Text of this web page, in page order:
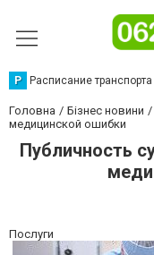
Р Расписание транспорта
Головна Бізнес новини
медицинской ошибки
Публичность
Послуги